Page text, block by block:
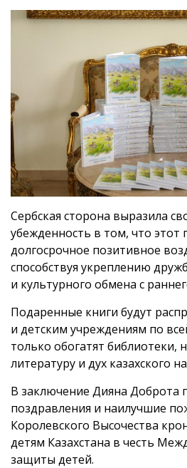
Сербская сторона выразила
убежденность в том, что этот
долгосрочное позитивное
способствуя укреплению
и культурного обмена с
Подаренные книги будут
и детским учреждениям по
только обогатят библиотеки,
литературу и дух казахского
В заключение Дияна Доброта
поздравления и наилучшие
Королевского Высочества
детям Казахстана в честь
защиты детей.